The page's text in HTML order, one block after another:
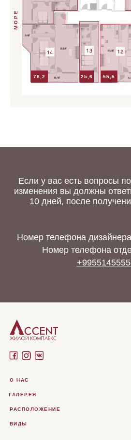
МОРЕ
55,5
25,6
76,2
Если у вас есть вопросы
изменения вы должны
10 дней, после
Номер телефона дизайнера
Номер телефона
ГАЛЕРЕЯ
О НАС
ВИДЫ
РАСПОЛОЖЕНИЕ